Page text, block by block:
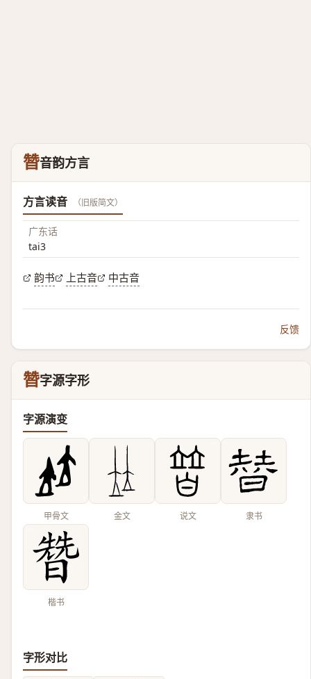
㬱音韵方言
方言读音 （旧版简文）
广东话
tai3
韵书 上古音 中古音
反馈
㬱字源字形
字源演变
甲骨文 金文 说文 隶书
楷书
字形对比